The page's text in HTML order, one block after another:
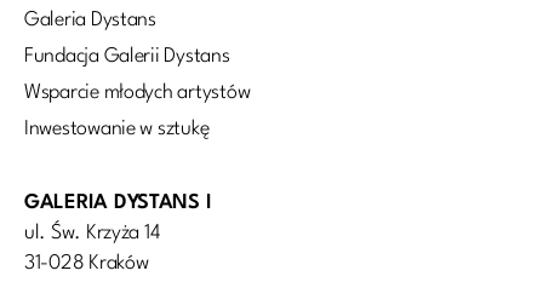
Galeria Dystans
Fundacja Galerii Dystans
Wsparcie młodych artystów
Inwestowanie w sztukę
GALERIA DYSTANS I
ul. Św. Krzyża 14
31-028 Kraków